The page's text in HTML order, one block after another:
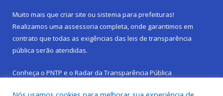
Muito mais que criar site ou sistema para prefeituras!
Realizamos uma assessoria completa, onde garantimos em
contrato que todas as exigências das leis de transparência
pública serão atendidas.
Conheça o PNTP e o Radar da Transparência Pública